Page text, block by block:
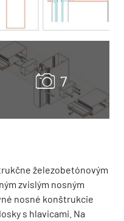
železobetónovým
zvislým nosným
nosné konštrukcie
s hlavicami. Na